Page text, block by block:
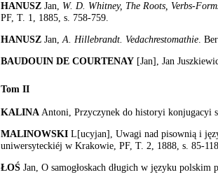
HANUSZ Jan, W. D. Whitney, The Roots, Verbs-
PF, T. 1, 1885, s. 758-759.
HANUSZ Jan,A. Hillebrandt. Vedachrestomathie.
BAUDOUIN DE COURTENAY [Jan], Jan
Tom II
KALINA Antoni, Przyczynek do historyi konjugacyi
MALINOWSKI L[ucyjan], Uwagi nad pisownią i
uniwersyteckiéj w Krakowie, PF, T. 2, 1888, s. 85-
ŁOŚ Jan, O samogłoskach długich w języku